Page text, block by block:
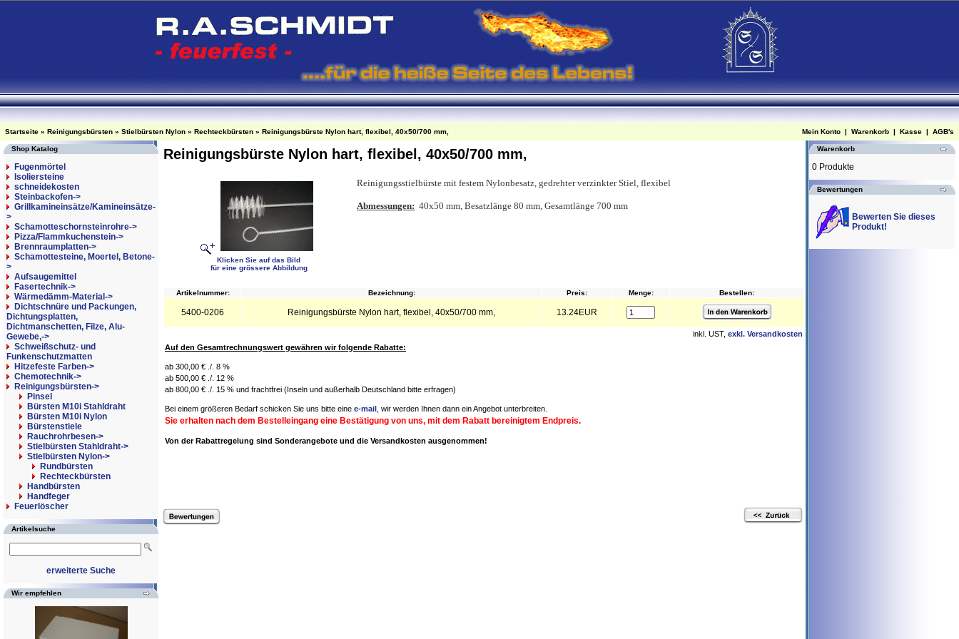
Startseite » Reinigungsbürsten » Stielbürsten Nylon » Rechteckbürsten » Reinigungsbürste Nylon hart, flexibel, 40x50/700 mm, Mein Konto | Warenkorb | Kasse | AGB's
Shop Katalog
Fugenmörtel
Isoliersteine
schneidekosten
Steinbackofen->
Grillkamineinsätze/Kamineinsätze-
>
Schamotteschornsteinrohre->
Pizza/Flammkuchenstein->
Brennraumplatten->
Schamottesteine, Moertel, Betone-
>
Aufsaugemittel
Fasertechnik->
Wärmedämm-Material->
Dichtschnüre und Packungen,
Dichtungsplatten,
Dichtmanschetten, Filze, Alu-
Gewebe,->
Schweißschutz- und
Funkenschutzmatten
Hitzefeste Farben->
Chemotechnik->
Reinigungsbürsten->
Pinsel
Bürsten M10i Stahldraht
Bürsten M10i Nylon
Bürstenstiele
Rauchrohrbesen->
Stielbürsten Stahldraht->
Stielbürsten Nylon->
Rundbürsten
Rechteckbürsten
Handbürsten
Handfeger
Feuerlöscher
Artikelsuche
erweiterte Suche
Wir empfehlen
Reinigungsbürste Nylon hart, flexibel, 40x50/700 mm,
Klicken Sie auf das Bild
für eine grössere Abbildung
Reinigungsstielbürste mit festem Nylonbesatz, gedrehter verzinkter Stiel, flexibel
Abmessungen: 40x50 mm, Besatzlänge 80 mm, Gesamtlänge 700 mm
Artikelnummer: Bezeichnung: Preis: Menge: Bestellen:
5400-0206 Reinigungsbürste Nylon hart, flexibel, 40x50/700 mm, 13.24EUR
inkl. UST, exkl. Versandkosten
Auf den Gesamtrechnungswert gewähren wir folgende Rabatte:
ab 300,00 € ./. 8 %
ab 500,00 € ./. 12 %
ab 800,00 € ./. 15 % und frachtfrei (Inseln und außerhalb Deutschland bitte erfragen)
Bei einem größeren Bedarf schicken Sie uns bitte eine e-mail , wir werden Ihnen dann ein Angebot unterbreiten.
Sie erhalten nach dem Bestelleingang eine Bestätigung von uns, mit dem Rabatt bereinigtem Endpreis.
Von der Rabattregelung sind Sonderangebote und die Versandkosten ausgenommen!
Warenkorb
0 Produkte
Bewertungen
Bewerten Sie dieses
Produkt!